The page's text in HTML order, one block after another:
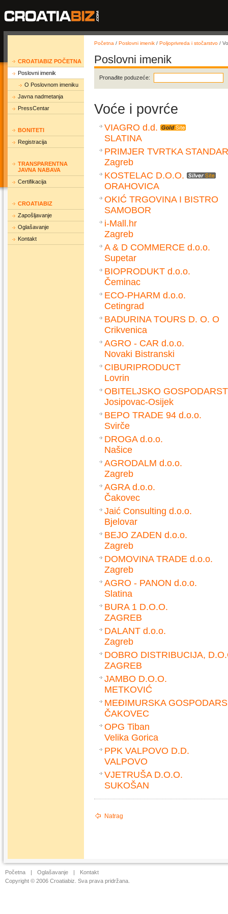
CROATIABIZ POČETNA
Poslovni imenik
O Poslovnom imeniku
Javna nadmetanja
PressCentar
BONITETI
Registracija
TRANSPARENTNA
JAVNA NABAVA
Certifikacija
CROATIABIZ
Zapošljavanje
Oglašavanje
Kontakt
Početna / Poslovni imenik / Poljoprivreda i stočarstvo /
Poslovni imenik
Pronađite poduzeće:
Voće i povrće
VIAGRO d.d.
SLATINA
PRIMJER TVRTKA
Zagreb
KOSTELAC D.O.O.
ORAHOVICA
OKIĆ TRGOVINA I BISTRO
SAMOBOR
i-Mall.hr
Zagreb
A & D COMMERCE d.o.o.
Supetar
BIOPRODUKT d.o.o.
Čeminac
ECO-PHARM d.o.o.
Cetingrad
BADURINA TOURS D. O. O
Crikvenica
AGRO - CAR d.o.o.
Novaki Bistranski
CIBURIPRODUCT
Lovrin
OBITELJSKO
Josipovac-Osijek
BEPO TRADE 94 d.o.o.
Svirče
DROGA d.o.o.
Našice
AGRODALM d.o.o.
Zagreb
AGRA d.o.o.
Čakovec
Jaić Consulting d.o.o.
Bjelovar
BEJO ZADEN d.o.o.
Zagreb
DOMOVINA TRADE d.o.o.
Zagreb
AGRO - PANON d.o.o.
Slatina
BURA 1 D.O.O.
ZAGREB
DALANT d.o.o.
Zagreb
DOBRO DISTRIBUCIJA,
ZAGREB
JAMBO D.O.O.
METKOVIĆ
MEĐIMURSKA
ČAKOVEC
OPG Tiban
Velika Gorica
PPK VALPOVO D.D.
VALPOVO
VJETRUŠA D.O.O.
SUKOŠAN
Natrag
Početna | Oglašavanje |
Kontakt
Copyright © 2006 Croatiabiz. Sva prava pridržana.